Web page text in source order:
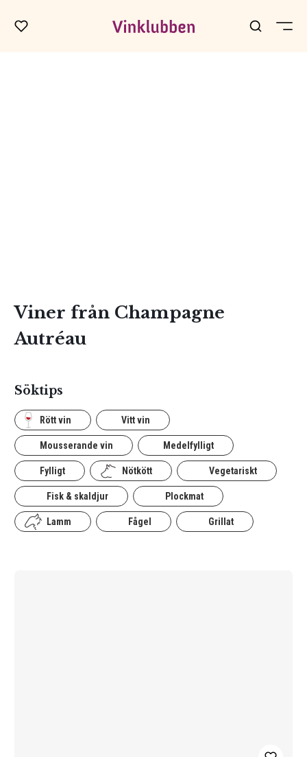
Viner från Champagne
Autréau
Söktips
Rött vin Vitt vin
Mousserande vin Medelfylligt
Fylligt Nötkött Vegetariskt
Fisk & skaldjur Plockmat
Lamm Fågel Grillat